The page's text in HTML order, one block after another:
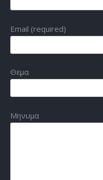
Email (required)
Θεμα
Μηνυμα